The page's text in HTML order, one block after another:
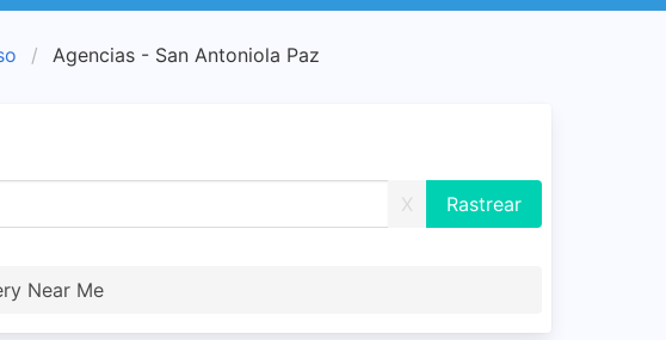
Agencias - San Antoniola Paz
X
Near Me